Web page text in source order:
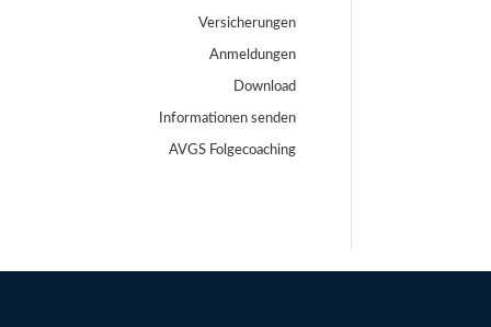
Versicherungen
Anmeldungen
Download
Informationen senden
AVGS Folgecoaching